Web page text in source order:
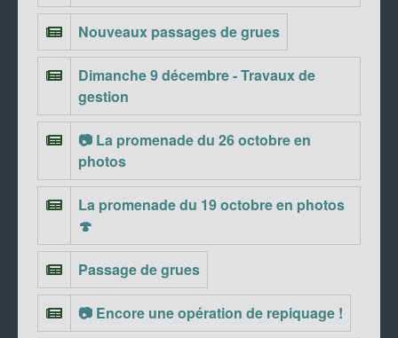
Nouveaux passages de grues
Dimanche 9 décembre - Travaux de
gestion
📷 La promenade du 26 octobre en
photos
La promenade du 19 octobre en photos
🍄
Passage de grues
📷 Encore une opération de repiquage !